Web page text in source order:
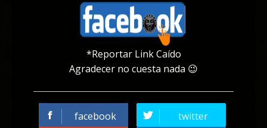
*Reportar Link Caído
Agradecer no cuesta nada 😉
facebook
twitter